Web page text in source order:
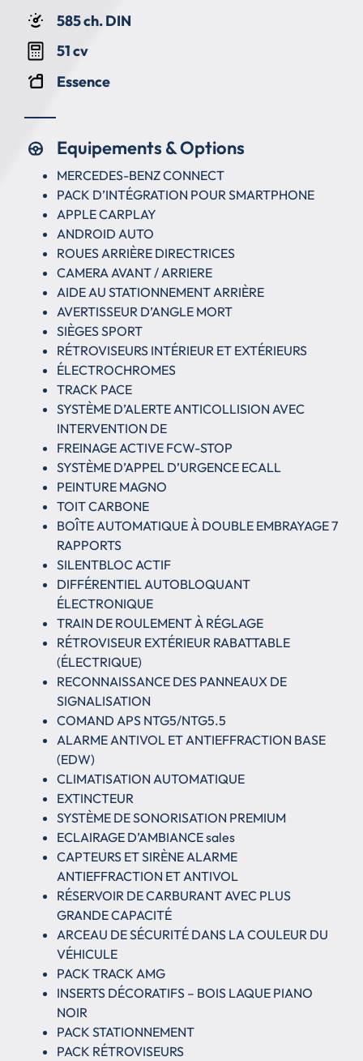
585 ch. DIN
51 cv
Essence
Equipements & Options
MERCEDES-BENZ CONNECT
PACK D’INTÉGRATION POUR SMARTPHONE
APPLE CARPLAY
ANDROID AUTO
ROUES ARRIÈRE DIRECTRICES
CAMERA AVANT / ARRIERE
AIDE AU STATIONNEMENT ARRIÈRE
AVERTISSEUR D’ANGLE MORT
SIÈGES SPORT
RÉTROVISEURS INTÉRIEUR ET EXTÉRIEURS
ÉLECTROCHROMES
TRACK PACE
SYSTÈME D’ALERTE ANTICOLLISION AVEC
INTERVENTION DE
FREINAGE ACTIVE FCW-STOP
SYSTÈME D’APPEL D’URGENCE ECALL
PEINTURE MAGNO
TOIT CARBONE
BOÎTE AUTOMATIQUE À DOUBLE EMBRAYAGE 7
RAPPORTS
SILENTBLOC ACTIF
DIFFÉRENTIEL AUTOBLOQUANT
ÉLECTRONIQUE
TRAIN DE ROULEMENT À RÉGLAGE
RÉTROVISEUR EXTÉRIEUR RABATTABLE
(ÉLECTRIQUE)
RECONNAISSANCE DES PANNEAUX DE
SIGNALISATION
COMAND APS NTG5/NTG5.5
ALARME ANTIVOL ET ANTIEFFRACTION BASE
(EDW)
CLIMATISATION AUTOMATIQUE
EXTINCTEUR
SYSTÈME DE SONORISATION PREMIUM
ECLAIRAGE D’AMBIANCE sales
CAPTEURS ET SIRÈNE ALARME
ANTIEFFRACTION ET ANTIVOL
RÉSERVOIR DE CARBURANT AVEC PLUS
GRANDE CAPACITÉ
ARCEAU DE SÉCURITÉ DANS LA COULEUR DU
VÉHICULE
PACK TRACK AMG
INSERTS DÉCORATIFS – BOIS LAQUE PIANO
NOIR
PACK STATIONNEMENT
PACK RÉTROVISEURS